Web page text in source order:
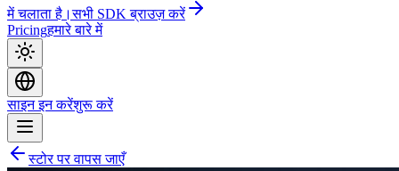
में चलाता है।सभी SDK ब्राउज़ करें
Pricingहमारे बारे में
साइन इन करेंशुरू करें
स्टोर पर वापस जाएँ